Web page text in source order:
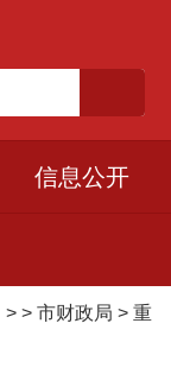
信息公开
> > 市财政局 > 重